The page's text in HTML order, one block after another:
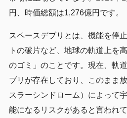
円、時価総額は1,276億円です。
スペースデブリとは、機能を停
トの破片など、地球の軌道上を
のゴミ」のことです。現在、軌
ブリが存在しており、このまま
スラーシンドローム）によって
能になるリスクがあると言われて